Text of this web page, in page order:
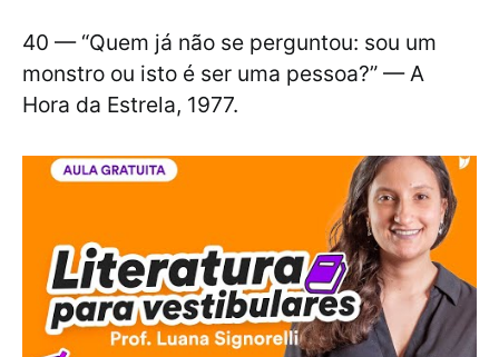
40 — “Quem já não se perguntou: sou um
monstro ou isto é ser uma pessoa?” — A
Hora da Estrela, 1977.